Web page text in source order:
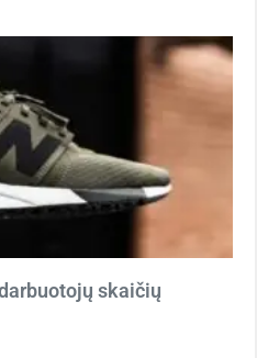
skaičių